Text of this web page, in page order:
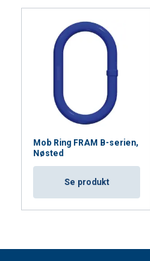
Mob Ring FRAM B-serien,
Nøsted
Se produkt
SHOW DETAILS